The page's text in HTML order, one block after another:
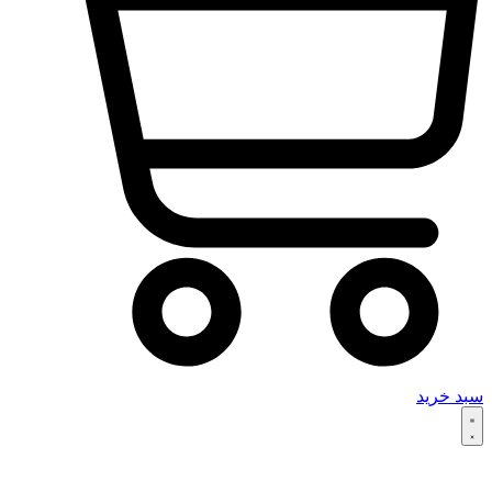
سبد خرید